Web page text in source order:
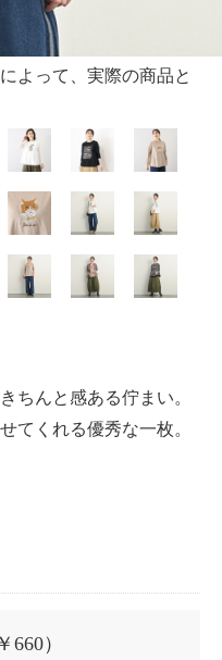
よって、実際の商品と
ちんと感ある佇まい。
てくれる優秀な一枚。
660）